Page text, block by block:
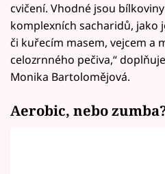
cvičení. Vhodné jsou
komplexních sacharidů, jako
či kuřecím masem, vejcem a
celozrnného pečiva,“
Monika Bartolomějová.
Aerobic, nebo